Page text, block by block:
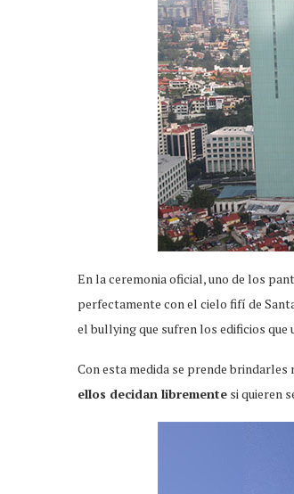
En la ceremonia oficial, uno de los
perfectamente con el cielo fifí de
el bullying que sufren los edificios que
Con esta medida se prende
ellos decidan libremente si quieren